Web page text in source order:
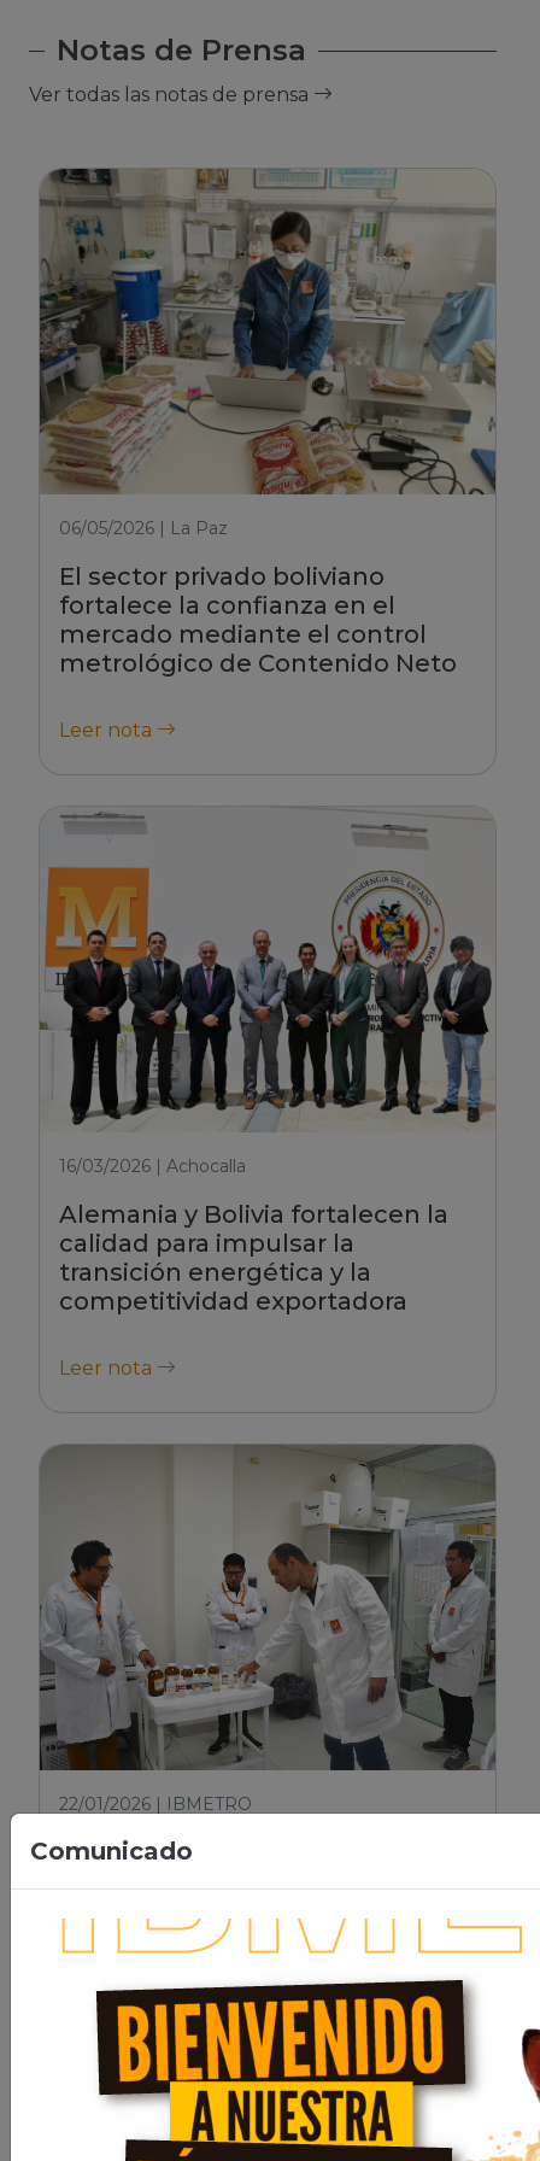
Comunicado
Notas de Prensa
Ver todas las notas de prensa
06/05/2026 | La Paz
El sector privado boliviano
fortalece la confianza en el
mercado mediante el control
metrológico de Contenido Neto
Leer nota
16/03/2026 | Achocalla
Alemania y Bolivia fortalecen la
calidad para impulsar la
transición energética y la
competitividad exportadora
Leer nota
22/01/2026 | IBMETRO
Santiago Terceros Pavisich
supervisa los laboratorios de
calidad y la protección al
Leer nota